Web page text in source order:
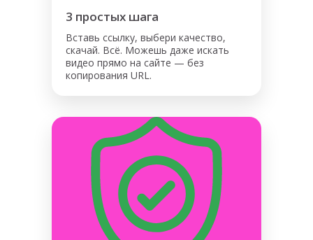
3 простых шага
Вставь ссылку, выбери качество,
скачай. Всё. Можешь даже искать
видео прямо на сайте — без
копирования URL.